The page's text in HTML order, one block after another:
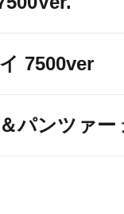
7500ver
パンツァー